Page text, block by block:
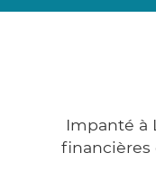
Impanté à
financières